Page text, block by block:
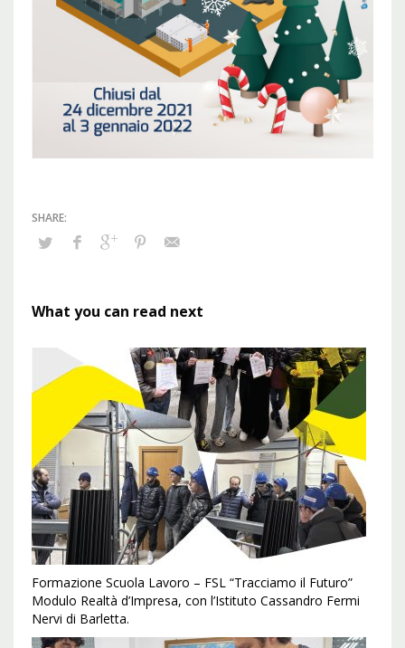
What you can read next
Formazione Scuola Lavoro – FSL “Tracciamo il Futuro”
Modulo Realtà d’Impresa, con l’Istituto Cassandro Fermi
Nervi di Barletta.